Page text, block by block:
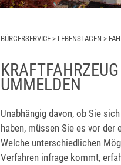
BÜRGERSERVICE > LEBENSLAGEN >
UMMELDEN
Unabhängig davon, ob Sie
haben, müssen Sie es vor der
Welche unterschiedlichen
Verfahren infrage kommt,